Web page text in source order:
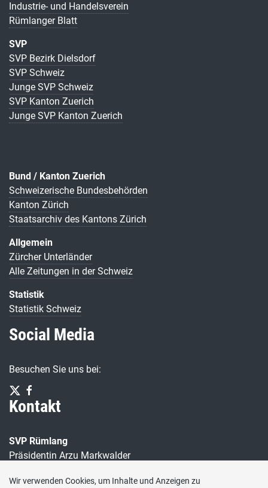
Industrie- und Handelsverein
Rümlanger Blatt
SVP
SVP Bezirk Dielsdorf
SVP Schweiz
Junge SVP Schweiz
SVP Kanton Zuerich
Junge SVP Kanton Zuerich
Bund / Kanton Zuerich
Schweizerische Bundesbehörden
Kanton Zürich
Staatsarchiv des Kantons Zürich
Allgemein
Zürcher Unterländer
Alle Zeitungen in der Schweiz
Statistik
Statistik Schweiz
Social Media
Besuchen Sie uns bei:
Kontakt
SVP Rümlang
Präsidentin Arzu Markwalder
8153 Rümlang
Wir verwenden Cookies, um Inhalte und Anzeigen zu